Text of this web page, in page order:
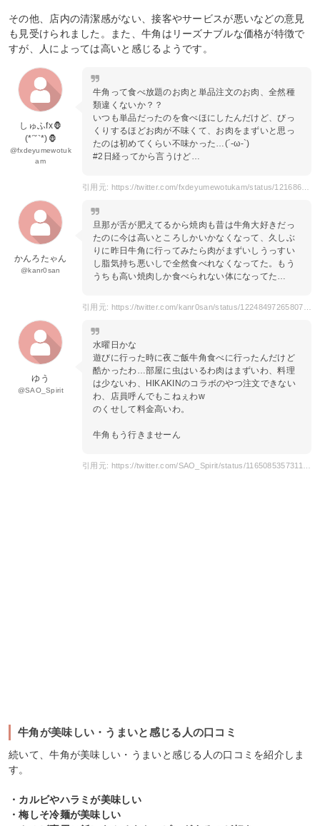
その他、店内の清潔感がない、接客やサービスが悪いなどの意見
も見受けられました。また、牛角はリーズナブルな価格が特徴で
すが、人によっては高いと感じるようです。
しゅふfx🦍
(*ˊ˘ˋ*)🦍
@fxdeyumewotuk
am
牛角って食べ放題のお肉と単品注文のお肉、全然種
類違くないか？？
いつも単品だったのを食べほにしたんだけど、びっ
くりするほどお肉が不味くて、お肉をまずいと思っ
たのは初めてくらい不味かった…(´-ω-`)
#2日経ってから言うけど…
かんろたゃん
@kanr0san
旦那が舌が肥えてるから焼肉も昔は牛角大好きだっ
たのに今は高いところしかいかなくなって、久しぶ
りに昨日牛角に行ってみたら肉がまずいしうっすい
し脂気持ち悪いしで全然食べれなくなってた。もう
うちも高い焼肉しか食べられない体になってた…
ゆう
@SAO_Spirit
水曜日かな
遊びに行った時に夜ご飯牛角食べに行ったんだけど
酷かったわ…部屋に虫はいるわ肉はまずいわ、料理
は少ないわ、HIKAKINのコラボのやつ注文できない
わ、店員呼んでもこねぇわw
のくせして料金高いわ。
牛角もう行きませーん
牛角が美味しい・うまいと感じる人の口コミ
続いて、牛角が美味しい・うまいと感じる人の口コミを紹介しま
す。
・カルビやハラミが美味しい
・梅しそ冷麺が美味しい